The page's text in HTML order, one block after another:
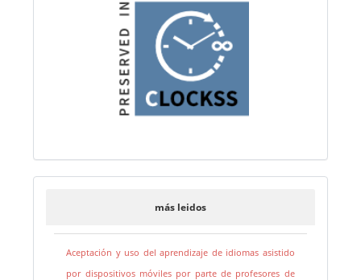
más leidos
Aceptación y uso del aprendizaje de idiomas asistido
por dispositivos móviles por parte de profesores de